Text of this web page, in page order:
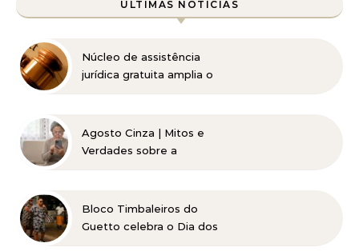
ÚLTIMAS NOTÍCIAS
Núcleo de assistência
jurídica gratuita amplia o
Agosto Cinza | Mitos e
Verdades sobre a
Bloco Timbaleiros do
Guetto celebra o Dia dos